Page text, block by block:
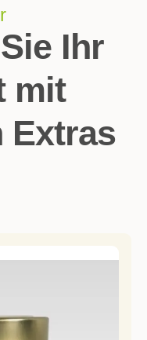
Ihr
mit
Extras